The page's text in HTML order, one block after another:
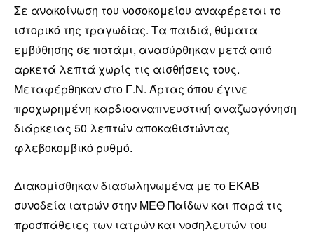
Σε ανακοίνωση του νοσοκομείου αναφέρεται το
ιστορικό της τραγωδίας. Τα παιδιά, θύματα
εμβύθησης σε ποτάμι, ανασύρθηκαν μετά από
αρκετά λεπτά χωρίς τις αισθήσεις τους.
Μεταφέρθηκαν στο Γ.Ν. Άρτας όπου έγινε
προχωρημένη καρδιοαναπνευστική αναζωογόνηση
διάρκειας 50 λεπτών αποκαθιστώντας
φλεβοκομβικό ρυθμό.
Διακομίσθηκαν διασωληνωμένα με το ΕΚΑΒ
συνοδεία ιατρών στην ΜΕΘ Παίδων και παρά τις
προσπάθειες των ιατρών και νοσηλευτών του